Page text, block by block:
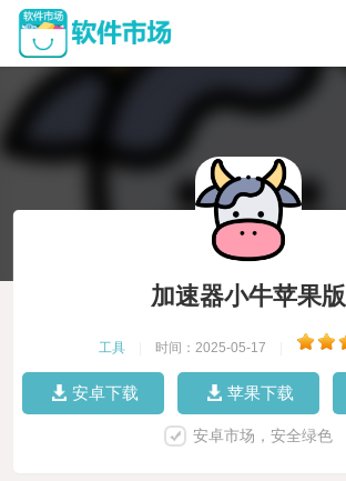
加速器小牛苹果版
工具 时间：2025-05-17
安卓下载 苹果下载
安卓市场，安全绿色